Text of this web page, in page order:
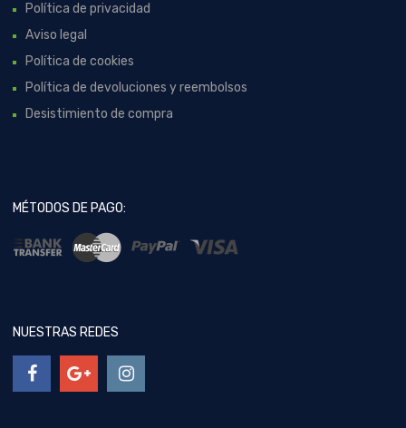
Política de privacidad
Aviso legal
Política de cookies
Política de devoluciones y reembolsos
Desistimiento de compra
MÉTODOS DE PAGO:
NUESTRAS REDES